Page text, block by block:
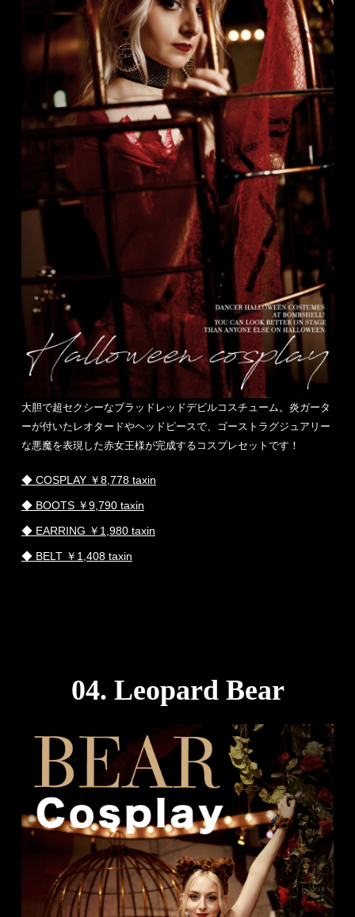
大胆で超セクシーなブラッドレッドデビルコスチューム。炎ガータ
ーが付いたレオタードやヘッドピースで、ゴーストラグジュアリー
な悪魔を表現した赤女王様が完成するコスプレセットです！
◆ COSPLAY ￥8,778 taxin
◆ BOOTS ￥9,790 taxin
◆ EARRING ￥1,980 taxin
◆ BELT ￥1,408 taxin
04. Leopard Bear